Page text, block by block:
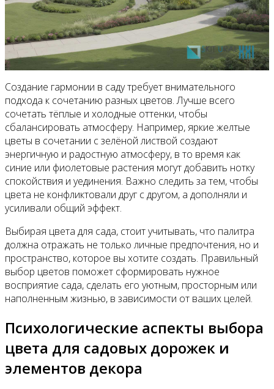
Создание гармонии в саду требует внимательного
подхода к сочетанию разных цветов. Лучше всего
сочетать тёплые и холодные оттенки, чтобы
сбалансировать атмосферу. Например, яркие желтые
цветы в сочетании с зелёной листвой создают
энергичную и радостную атмосферу, в то время как
синие или фиолетовые растения могут добавить нотку
спокойствия и уединения. Важно следить за тем, чтобы
цвета не конфликтовали друг с другом, а дополняли и
усиливали общий эффект.
Выбирая цвета для сада, стоит учитывать, что палитра
должна отражать не только личные предпочтения, но и
пространство, которое вы хотите создать. Правильный
выбор цветов поможет сформировать нужное
восприятие сада, сделать его уютным, просторным или
наполненным жизнью, в зависимости от ваших целей.
Психологические аспекты выбора
цвета для садовых дорожек и
элементов декора